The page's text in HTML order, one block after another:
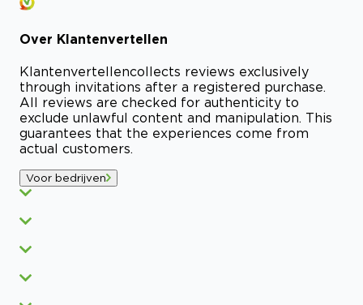
Over Klantenvertellen
Klantenvertellencollects reviews exclusively
through invitations after a registered purchase.
All reviews are checked for authenticity to
exclude unlawful content and manipulation. This
guarantees that the experiences come from
actual customers.
Voor bedrijven